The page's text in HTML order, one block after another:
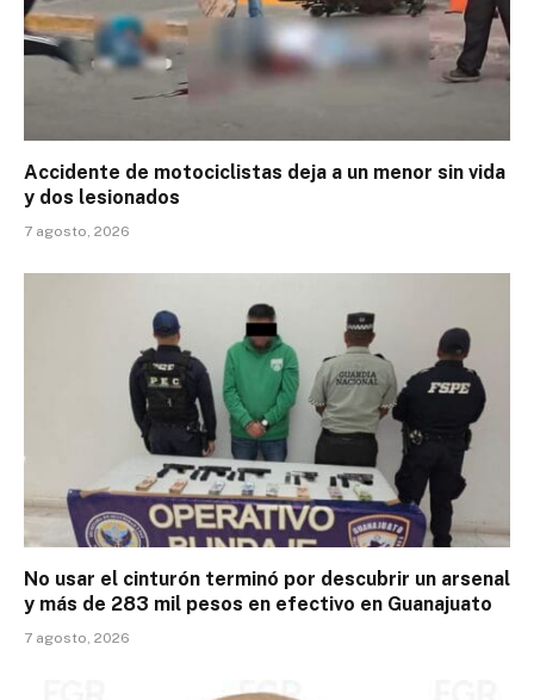
Accidente de motociclistas deja a un menor sin vida
y dos lesionados
7 agosto, 2026
No usar el cinturón terminó por descubrir un arsenal
y más de 283 mil pesos en efectivo en Guanajuato
7 agosto, 2026